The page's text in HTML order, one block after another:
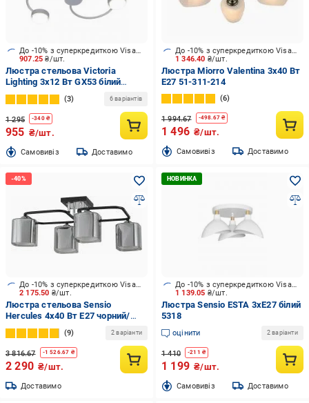
907.25₴/шт.
До -10% з суперкредиткою Visa Вигода
Люстра стельова Victoria
Lighting 3x12 Вт GX53 білий
World/PL3 white
3 6 варіантів
1 295 -340₴
955 ₴/шт.
Cамовивіз Доставимо
1 346.40 ₴/шт.
До -10% з суперкредиткою Visa Вигода
Люстра Miorro Valentina 3x40 Вт
E27 51-311-214
6
1 994.67 -498.67₴
1 496 ₴/шт.
Cамовивіз Доставимо
2 175.50 ₴/шт.
До -10% з суперкредиткою Visa Вигода
Люстра стельова Sensio
Hercules 4x40 Вт E27 чорний/
димчастий ALG-07552/4
9 2 варіанти
3 816.67 -1 526.67 ₴
2 290 ₴/шт.
Доставимо
1 139.05 ₴/шт.
До -10% з суперкредиткою Visa Вигода
Люстра Sensio ESTA 3xE27 білий
5318
оцінити 2 варіанти
1 410 -211 ₴
1 199 ₴/шт.
Cамовивіз Доставимо